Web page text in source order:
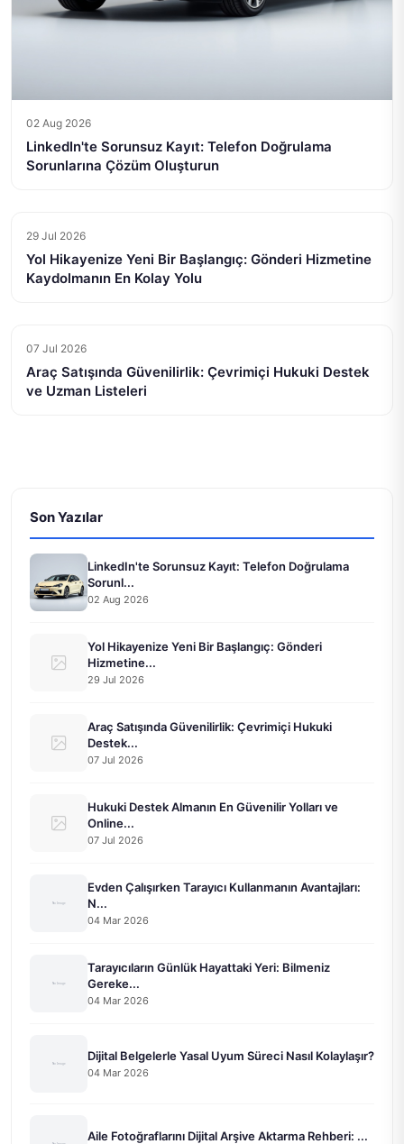
02 Aug 2026
LinkedIn'te Sorunsuz Kayıt: Telefon Doğrulama
Sorunlarına Çözüm Oluşturun
29 Jul 2026
Yol Hikayenize Yeni Bir Başlangıç: Gönderi Hizmetine
Kaydolmanın En Kolay Yolu
07 Jul 2026
Araç Satışında Güvenilirlik: Çevrimiçi Hukuki Destek
ve Uzman Listeleri
Son Yazılar
LinkedIn'te Sorunsuz Kayıt: Telefon Doğrulama
Sorunl...
02 Aug 2026
Yol Hikayenize Yeni Bir Başlangıç: Gönderi
Hizmetine...
29 Jul 2026
Araç Satışında Güvenilirlik: Çevrimiçi Hukuki
Destek...
07 Jul 2026
Hukuki Destek Almanın En Güvenilir Yolları ve
Online...
07 Jul 2026
Evden Çalışırken Tarayıcı Kullanmanın Avantajları:
N...
04 Mar 2026
Tarayıcıların Günlük Hayattaki Yeri: Bilmeniz
Gereke...
04 Mar 2026
Dijital Belgelerle Yasal Uyum Süreci Nasıl Kolaylaşır?
04 Mar 2026
Aile Fotoğraflarını Dijital Arşive Aktarma Rehberi: ...